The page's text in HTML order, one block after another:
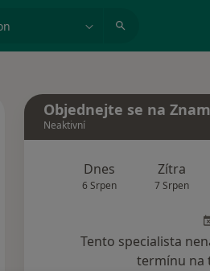
Objednejte se na
Neaktivní
Dnes
6 Srpen
Zítra
7 Srpen
Tento specialista
termínu na